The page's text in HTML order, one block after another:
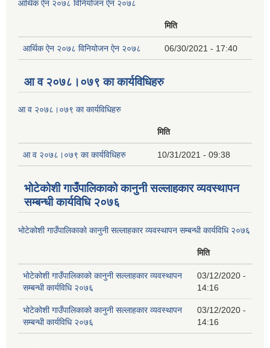
आर्थिक ऐन २०७८ विनियोजन ऐन २०७८
मिति
आर्थिक ऐन २०७८ विनियोजन ऐन २०७८ 06/30/2021 - 17:40
आ व २०७८।०७९ का कार्यविधिहरु
आ व २०७८।०७९ का कार्यविधिहरु
मिति
आ व २०७८।०७९ का कार्यविधिहरु 10/31/2021 - 09:38
भोटेकोशी गाउँपालिकाको कानुनी सल्लाहकार व्यवस्थापन
सम्बन्धी कार्यविधि २०७६
भोटेकोशी गाउँपालिकाको कानुनी सल्लाहकार व्यवस्थापन सम्बन्धी कार्यविधि २०७६
मिति
भोटेकोशी गाउँपालिकाको कानुनी सल्लाहकार व्यवस्थापन
सम्बन्धी कार्यविधि २०७६
03/12/2020 -
14:16
भोटेकोशी गाउँपालिकाको कानुनी सल्लाहकार व्यवस्थापन
सम्बन्धी कार्यविधि २०७६
03/12/2020 -
14:16